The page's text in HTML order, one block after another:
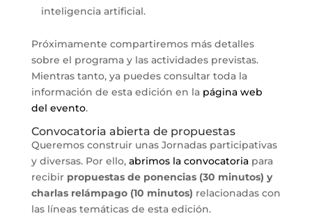
inteligencia artificial.
Próximamente compartiremos más detalles
sobre el programa y las actividades previstas.
Mientras tanto, ya puedes consultar toda la
información de esta edición en la página web
del evento.
Convocatoria abierta de propuestas
Queremos construir unas Jornadas participativas
y diversas. Por ello, abrimos la convocatoriapara
recibir propuestas de ponencias (30 minutos) y
charlas relámpago (10 minutos) relacionadas con
las líneas temáticas de esta edición.